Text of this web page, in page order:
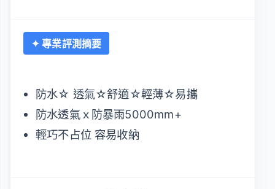
✦ 專業評測摘要
防水☆ 透氣☆舒適☆輕薄☆易攜
防水透氣ｘ防暴雨5000mm+
輕巧不占位 容易收納